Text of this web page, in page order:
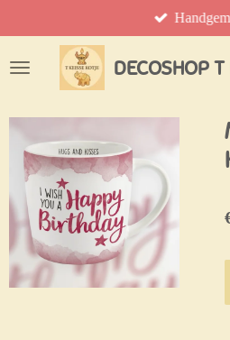
direct
naar
DECOSHOP